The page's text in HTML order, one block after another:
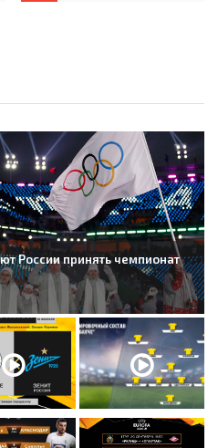
России принять чемпионат